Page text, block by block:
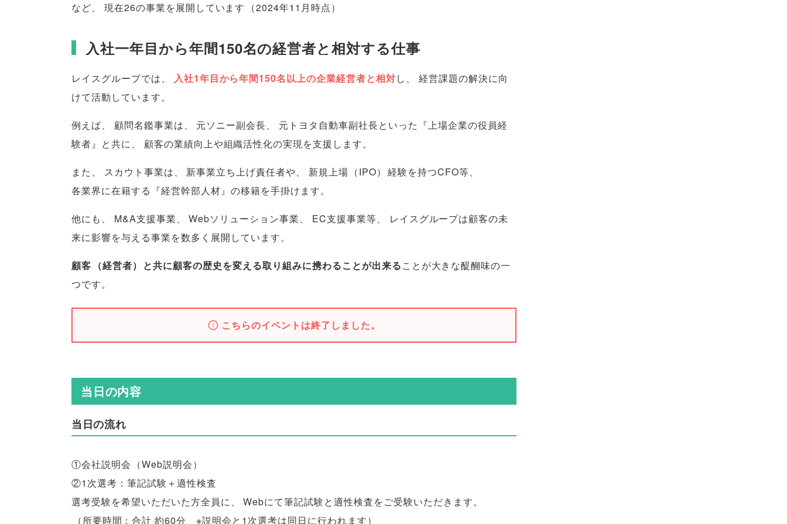
など、 現在26の事業を展開しています （2024年11月時点）
入社一年目から年間150名の経営者と相対する仕事
レイスグループでは、 入社1年目から年間150名以上の企業経営者と相対し 、
経営課題の解決に向
けて活動しています。
例えば、 顧問名鑑事業は、 元ソニー副会長、
元トヨタ自動車副社長といった『上場企業の役員経
験者』と共に、 顧客の業績向上や組織活性化の実現を支援します。
また 、 スカウト事業は、 新事業立ち上げ責任者や、 新規上場 （IPO） 経験を持つCFO等、
各業界に在籍する『経営幹部人材』の移籍を手掛けます。
他にも 、 M&A支援事業、 Webソリューション事業、 EC支援事業等、
レイスグループは顧客の未
来に影響を与える事業を数多く展開しています。
顧客 （経営者） と共に顧客の歴史を変える取り組みに携わることが出来ることが大きな醍醐味の一
つです。
こちらのイベントは終了しました。
当日の内容
当日の流れ
①会社説明会 （Web説明会）
②1次選考：筆記試験＋適性検査
選考受験を希望いただいた方全員に、 Webにて筆記試験と適性検査をご受験いただきます。
（所要時間：合計 約60分 ※説明会と1次選考は同日に行われます）